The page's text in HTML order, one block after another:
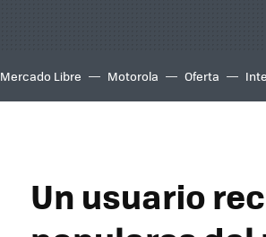
Mercado Libre Motorola Oferta
Un usuario